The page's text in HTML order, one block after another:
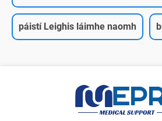
páistí Leighis láimhe naomh